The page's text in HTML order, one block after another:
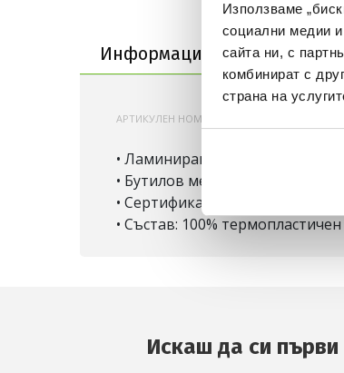
Използваме
социални медии
сайта ни, с
комбинират с
страна на
Информация за продукта
Информация за продукта
АРТИКУЛЕН НОМЕР:
• Ламинирана TPU конструкция
• Бутилов мехур
• Сертификат от FIFA Quality
• Състав: 100%
Искаш да си първи